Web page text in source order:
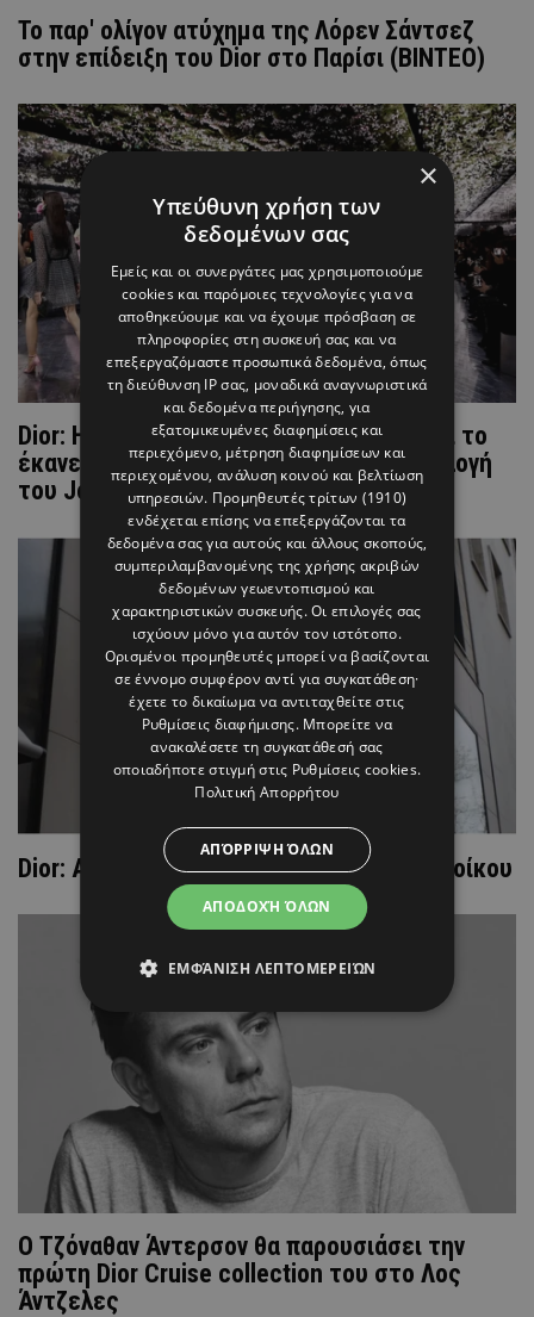
Το παρ' ολίγον ατύχημα της Λόρεν Σάντσεζ
στην επίδειξη του Dior στο Παρίσι (ΒΙΝΤΕΟ)
Dior: Η Υψηλή Ραπτική αλλάζει εποχή και το
έκανε μέσα από την πρώτη couture συλλογή
του Jonathan Anderson
Dior: Αυτός είναι ο νέος ambassador του οίκου
O Τζόναθαν Άντερσον θα παρουσιάσει την
πρώτη Dior Cruise collection του στο Λος
Άντζελες
×
Υπεύθυνη χρήση των
δεδομένων σας
Εμείς και οι συνεργάτες μας χρησιμοποιούμε
cookies και παρόμοιες τεχνολογίες για να
αποθηκεύουμε και να έχουμε πρόσβαση σε
πληροφορίες στη συσκευή σας και να
επεξεργαζόμαστε προσωπικά δεδομένα, όπως
τη διεύθυνση IP σας, μοναδικά αναγνωριστικά
και δεδομένα περιήγησης, για
εξατομικευμένες διαφημίσεις και
περιεχόμενο, μέτρηση διαφημίσεων και
περιεχομένου, ανάλυση κοινού και βελτίωση
υπηρεσιών. Προμηθευτές τρίτων (1910)
ενδέχεται επίσης να επεξεργάζονται τα
δεδομένα σας για αυτούς και άλλους σκοπούς,
συμπεριλαμβανομένης της χρήσης ακριβών
δεδομένων γεωεντοπισμού και
χαρακτηριστικών συσκευής. Οι επιλογές σας
ισχύουν μόνο για αυτόν τον ιστότοπο.
Ορισμένοι προμηθευτές μπορεί να βασίζονται
σε έννομο συμφέρον αντί για συγκατάθεση·
έχετε το δικαίωμα να αντιταχθείτε στις
Ρυθμίσεις διαφήμισης. Μπορείτε να
ανακαλέσετε τη συγκατάθεσή σας
οποιαδήποτε στιγμή στις Ρυθμίσεις cookies.
Πολιτική Απορρήτου
ΑΠΟΔΟΧΉ ΌΛΩΝ
ΑΠΌΡΡΙΨΗ ΌΛΩΝ
ΕΜΦΆΝΙΣΗ ΛΕΠΤΟΜΕΡΕΙΏΝ